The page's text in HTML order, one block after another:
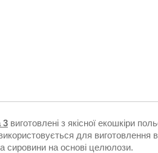
3 виготовлені з якісної екошкіри
для виготовлення
сировини на основі целюлози.